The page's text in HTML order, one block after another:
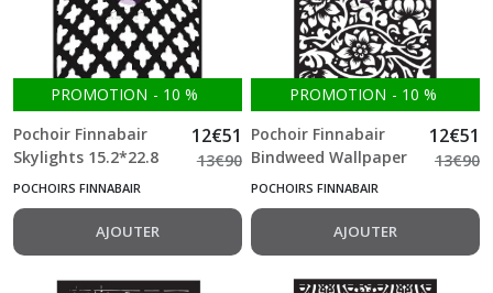
PROMOTION - 10 %
Pochoir Finnabair
Skylights 15.2*22.8
cm
12€51
13€90
POCHOIRS FINNABAIR
AJOUTER
PROMOTION - 10 %
Pochoir Finnabair
Bindweed Wallpaper
15.2*22.8 cm
12€51
13€90
POCHOIRS FINNABAIR
AJOUTER